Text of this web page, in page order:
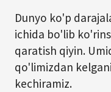
Dunyo ko'p
ichida bo'lib
qaratish qiyin.
qo'limizdan
kechiramiz.